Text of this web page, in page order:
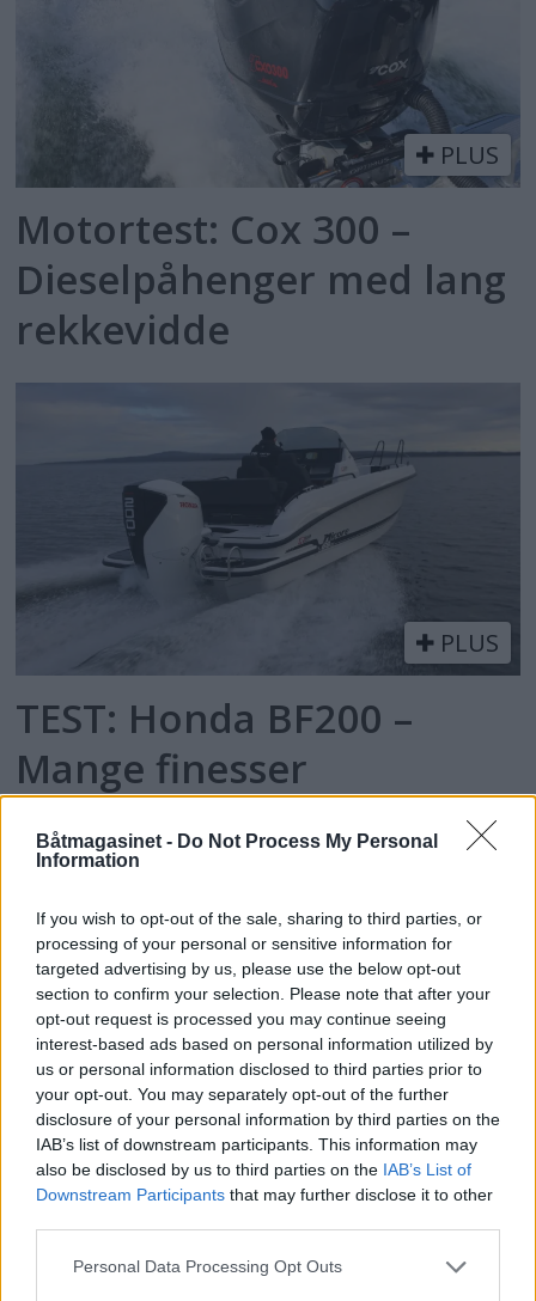
Båtmagasinet - Do Not Process My Personal
Information
If you wish to opt-out of the sale, sharing to third parties, or
processing of your personal or sensitive information for
targeted advertising by us, please use the below opt-out
section to confirm your selection. Please note that after your
opt-out request is processed you may continue seeing
interest-based ads based on personal information utilized by
us or personal information disclosed to third parties prior to
your opt-out. You may separately opt-out of the further
disclosure of your personal information by third parties on the
IAB’s list of downstream participants. This information may
also be disclosed by us to third parties on the IAB’s List of
Downstream Participants that may further disclose it to other
Personal Data Processing Opt Outs
PLUS
Motortest: Cox 300 –
Dieselpåhenger med lang
rekkevidde
PLUS
TEST: Honda BF200 –
Mange finesser
Topp 10: Disse båtene fikk
flest klikk i Testguiden i
2025